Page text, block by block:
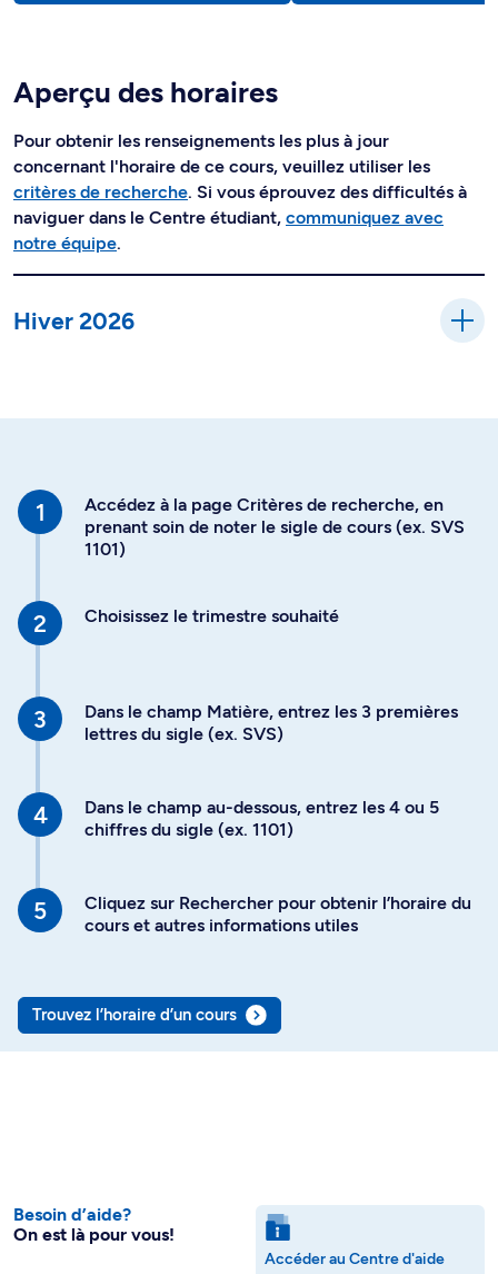
Aperçu des horaires
Pour obtenir les renseignements les plus à jour
concernant l'horaire de ce cours, veuillez utiliser les
critères de recherche. Si vous éprouvez des difficultés à
naviguer dans le Centre étudiant, communiquez avec
notre équipe.
Hiver 2026
Accédez à la page Critères de recherche, en
prenant soin de noter le sigle de cours (ex. SVS
1101)
Choisissez le trimestre souhaité
Dans le champ Matière, entrez les 3 premières
lettres du sigle (ex. SVS)
Dans le champ au-dessous, entrez les 4 ou 5
chiffres du sigle (ex. 1101)
Cliquez sur Rechercher pour obtenir l’horaire du
cours et autres informations utiles
Trouvez l’horaire d’un cours
Besoin d’aide?
On est là pour vous!
Accéder au Centre d'aide